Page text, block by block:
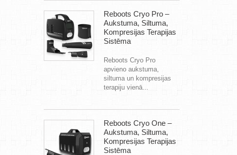
Reboots Cryo Pro –
Aukstuma, Siltuma,
Kompresijas Terapijas
Sistēma
Reboots Cryo Pro
apvieno aukstuma,
siltuma un kompresijas
terapiju vienā...
Reboots Cryo One –
Aukstuma, Siltuma,
Kompresijas Terapijas
Sistēma